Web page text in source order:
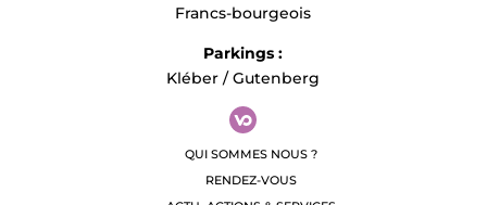
Francs-bourgeois
Parkings :
Kléber / Gutenberg
QUI SOMMES NOUS ?
RENDEZ-VOUS